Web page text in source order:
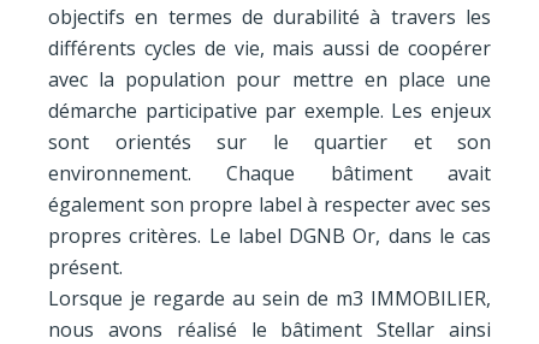
objectifs en termes de durabilité à travers les
différents cycles de vie, mais aussi de coopérer
avec la population pour mettre en place une
démarche participative par exemple. Les enjeux
sont orientés sur le quartier et son
environnement. Chaque bâtiment avait
également son propre label à respecter avec ses
propres critères. Le label DGNB Or, dans le cas
présent.
Lorsque je regarde au sein de m3 IMMOBILIER,
nous avons réalisé le bâtiment Stellar ainsi